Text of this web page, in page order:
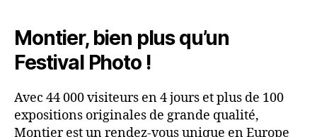
Montier, bien plus qu’un
Festival Photo !
Avec 44 000 visiteurs en 4 jours et plus de 100
expositions originales de grande qualité,
Montier est un rendez-vous unique en Europe